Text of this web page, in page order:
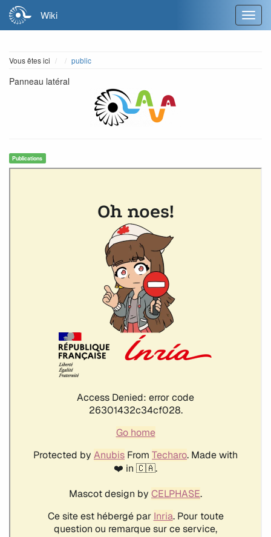
Wiki
Vous êtes ici Home
public
Panneau latéral
Publications